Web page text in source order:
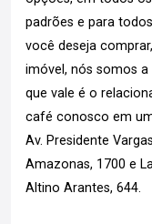
padrões e para
você deseja
imóvel, nós somos
que vale é o
café conosco em
Av. Presidente
Amazonas, 1700 e
Altino Arantes, 644.